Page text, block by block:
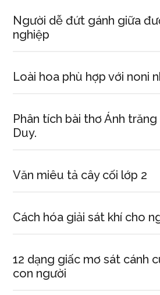
Người dễ đứt gánh giữa
nghiệp
Loài hoa phù hợp với noni
Phân tích bài thơ Ánh
Duy.
Văn miêu tả cây cối lớp 2
Cách hóa giải sát khí cho
12 dạng giấc mơ sát cánh
con người